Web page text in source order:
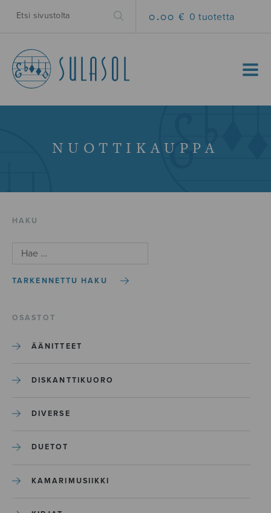
0.00 € 0 tuotetta
MENU
NUOTTIKAUPPA
HAKU
TARKENNETTU HAKU
OSASTOT
ÄÄNITTEET
DISKANTTIKUORO
DIVERSE
DUETOT
KAMARIMUSIIKKI